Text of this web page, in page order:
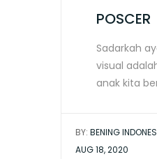
POSCER
Sadarkah
visual
anak kita
BY: BENING
AUG 18, 2020